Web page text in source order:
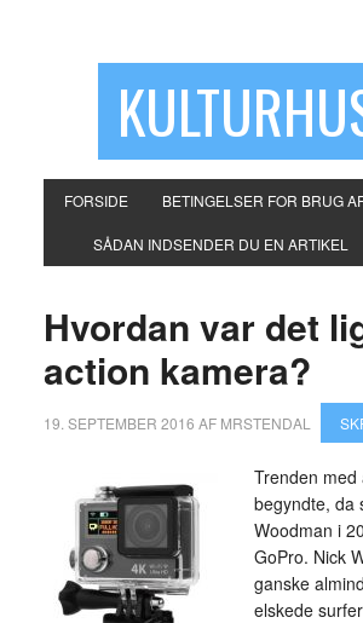
FORSIDE BETINGELSER FOR BRUG
SÅDAN INDSENDER DU EN ARTIKEL
Hvordan var det
action kamera?
19. SEPTEMBER 2016 AF MRSTENDAL
Trenden
begyndte, da
Woodman i
GoPro. Nick
ganske
elskede